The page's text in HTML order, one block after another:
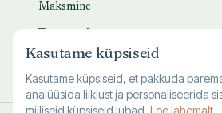
Maksmine
KKK
Kasutame küpsiseid
Kasutame küpsiseid, et pakkuda
analüüsida liiklust ja personaliseerida
milliseid küpsiseid lubad. Loe lahemalt